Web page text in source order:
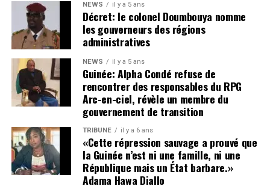
NEWS il y a 5 ans
Décret: le colonel Doumbouya nomme
les gouverneurs des régions
administratives
NEWS il y a 5 ans
Guinée: Alpha Condé refuse de
rencontrer des responsables du RPG
Arc-en-ciel, révèle un membre du
gouvernement de transition
TRIBUNE il y a 6 ans
«Cette répression sauvage a prouvé que
la Guinée n’est ni une famille, ni une
République mais un État barbare.»
Adama Hawa Diallo